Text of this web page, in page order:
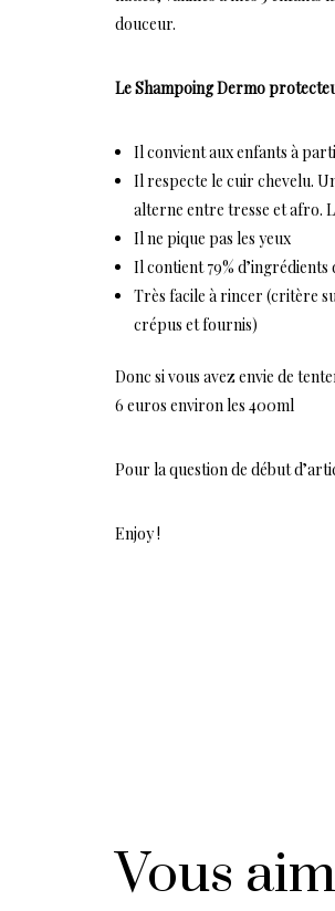
douceur.
Le Shampoing Dermo
Il convient aux enfants à
Il respecte le cuir chevelu.
alterne entre tresse et afro.
Il ne pique pas les yeux
Il contient 79%
Très facile à rincer (critère
crépus et fournis)
Donc si vous avez envie de
6 euros environ les 400ml
Pour la question de début
Enjoy !
Vous